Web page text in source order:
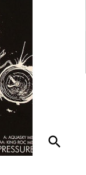
search